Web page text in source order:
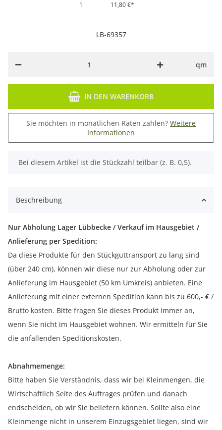
1
11,80 €*
LB-69357
qm
IN DEN WARENKORB
Sie möchten in monatlichen Raten zahlen? Weitere
Informationen
x
Bei diesem Artikel ist die Stückzahl teilbar (z. B. 0,5).
Beschreibung
Nur Abholung Lager Lübbecke / Verkauf im Hausgebiet /
Anlieferung per Spedition:
Da diese Produkte für den Stückguttransport zu lang sind
(über 240 cm), können wir diese nur zur Abholung oder zur
Anlieferung im Hausgebiet (50 km Umkreis) anbieten. Eine
Anlieferung mit einer externen Spedition kann bis zu 600,- € /
Brutto kosten. Bitte fragen Sie dieses Produkt immer an,
wenn Sie nicht im Hausgebiet wohnen. Wir ermitteln für Sie
die anfallenden Speditionskosten.
Abnahmemenge:
Bitte haben Sie Verständnis, dass wir bei Kleinmengen, die
Wirtschaftlich Seite des Auftrages prüfen und danach
endscheiden, ob wir Sie beliefern können. Sollte also eine
Kleinmenge nicht in unserem Einzugsgebiet liegen, sind wir